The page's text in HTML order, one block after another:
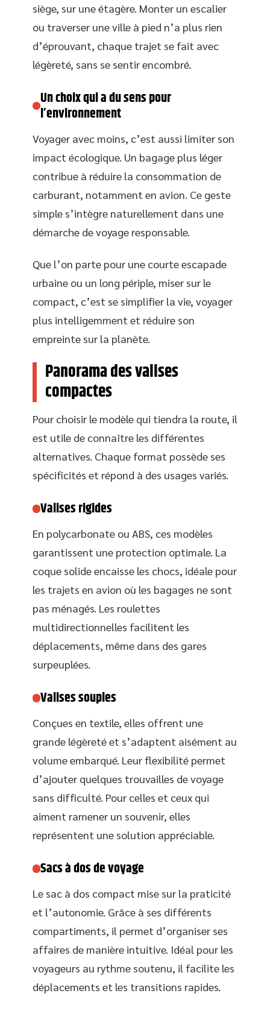
siège, sur une étagère. Monter un escalier
ou traverser une ville à pied n’a plus rien
d’éprouvant, chaque trajet se fait avec
légèreté, sans se sentir encombré.
Un choix qui a du sens pour
l’environnement
Voyager avec moins, c’est aussi limiter son
impact écologique. Un bagage plus léger
contribue à réduire la consommation de
carburant, notamment en avion. Ce geste
simple s’intègre naturellement dans une
démarche de voyage responsable.
Que l’on parte pour une courte escapade
urbaine ou un long périple, miser sur le
compact, c’est se simplifier la vie, voyager
plus intelligemment et réduire son
empreinte sur la planète.
Panorama des valises
compactes
Pour choisir le modèle qui tiendra la route, il
est utile de connaître les différentes
alternatives. Chaque format possède ses
spécificités et répond à des usages variés.
Valises rigides
En polycarbonate ou ABS, ces modèles
garantissent une protection optimale. La
coque solide encaisse les chocs, idéale pour
les trajets en avion où les bagages ne sont
pas ménagés. Les roulettes
multidirectionnelles facilitent les
déplacements, même dans des gares
surpeuplées.
Valises souples
Conçues en textile, elles offrent une
grande légèreté et s’adaptent aisément au
volume embarqué. Leur flexibilité permet
d’ajouter quelques trouvailles de voyage
sans difficulté. Pour celles et ceux qui
aiment ramener un souvenir, elles
représentent une solution appréciable.
Sacs à dos de voyage
Le sac à dos compact mise sur la praticité
et l’autonomie. Grâce à ses différents
compartiments, il permet d’organiser ses
affaires de manière intuitive. Idéal pour les
voyageurs au rythme soutenu, il facilite les
déplacements et les transitions rapides.